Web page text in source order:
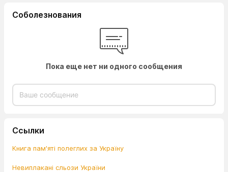
Соболезнования
Пока еще нет ни одного сообщения
Ссылки
Книга пам'яті полеглих за Україну
Невиплакані сльози України